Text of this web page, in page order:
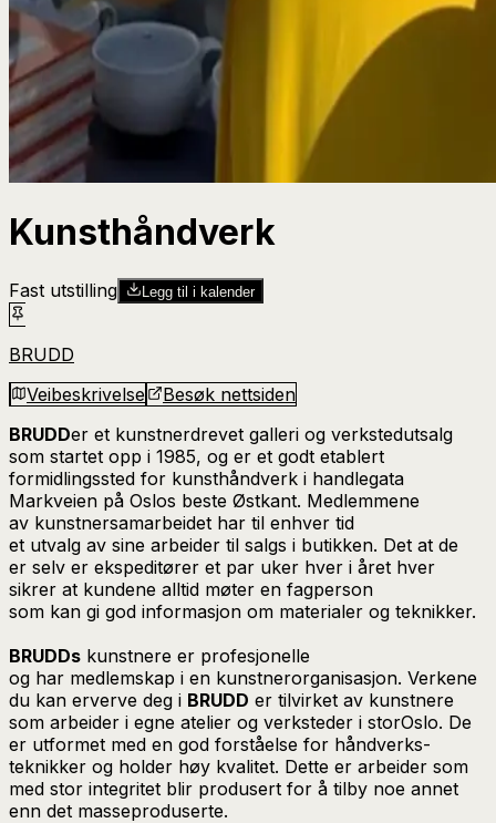
Kunsthåndverk
Fast utstilling Legg til i kalender
BRUDD
Veibeskrivelse
Besøk nettsiden
​BRUDDer et kunstnerdrevet galleri og verkstedutsalg
som startet opp i 1985, og er et godt etablert
formidlingssted for kunsthåndverk i handlegata
Markveien på Oslos beste Østkant. Medlemmene
av kunstnersamarbeidet har til enhver tid
et utvalg av sine arbeider til salgs i butikken. Det at de
er selv er ekspeditører et par uker hver i året hver
sikrer at kundene alltid møter en fagperson
som kan gi god informasjon om materialer og teknikker.
​BRUDDs kunstnere er profesjonelle
og har medlemskap i en kunstnerorganisasjon. Verkene
du kan erverve deg i ​BRUDD er tilvirket av kunstnere
som arbeider i egne atelier og verksteder i storOslo. De
er utformet med en god forståelse for håndverks-
teknikker og holder høy kvalitet. Dette er arbeider som
med stor integritet blir produsert for å tilby noe annet
enn det masseproduserte.